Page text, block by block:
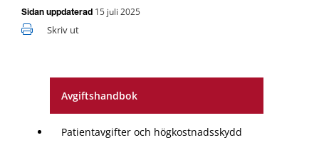
Avgiftshandbok
Patientavgifter och högkostnadsskydd
Sidan uppdaterad 15 juli 2025
Skriv ut